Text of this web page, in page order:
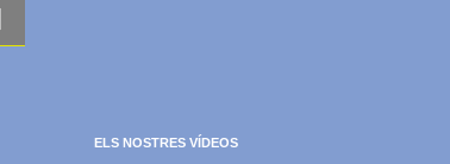
ELS NOSTRES VÍDEOS